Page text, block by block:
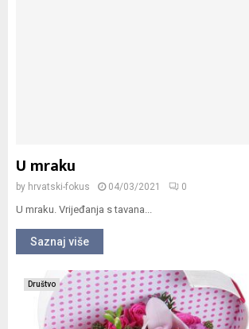
U mraku
by hrvatski-fokus 04/03/2021 0
U mraku. Vrijeđanja s tavana...
Saznaj više
Društvo